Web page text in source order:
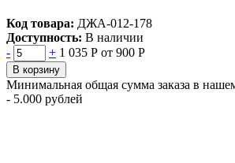
Код товара: ДЖА-012-178
Доступность: В наличии
-
+ 1 035 Р от 900 Р
В корзину
Минимальная общая сумма заказа в
- 5.000 рублей